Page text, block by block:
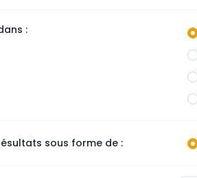
:
sous forme de :